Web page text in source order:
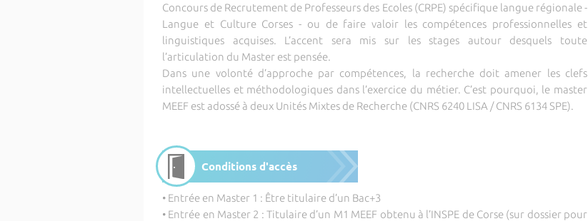
Concours de Recrutement de Professeurs des Ecoles (CRPE) spécifique langue régionale -
Langue et Culture Corses - ou de faire valoir les compétences professionnelles et
linguistiques acquises. L’accent sera mis sur les stages autour desquels toute
l’articulation du Master est pensée.
Dans une volonté d’approche par compétences, la recherche doit amener les clefs
intellectuelles et méthodologiques dans l’exercice du métier. C’est pourquoi, le master
MEEF est adossé à deux Unités Mixtes de Recherche (CNRS 6240 LISA / CNRS 6134 SPE).
Conditions d'accès
• Entrée en Master 1 : Être titulaire d’un Bac+3
• Entrée en Master 2 : Titulaire d’un M1 MEEF obtenu à l’INSPE de Corse (sur dossier pour